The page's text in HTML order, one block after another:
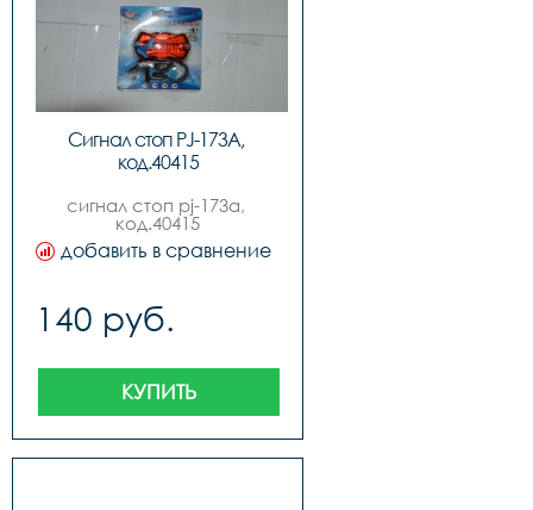
Сигнал стоп PJ-173A,
код.40415
сигнал стоп pj-173a,
код.40415
добавить в сравнение
140 руб.
КУПИТЬ